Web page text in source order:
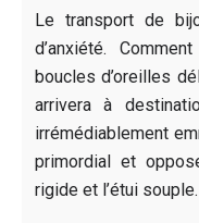
Le transport de
d’anxiété.
boucles d’oreilles
arrivera à
irrémédiablement
primordial et
rigide et l’étui souple.